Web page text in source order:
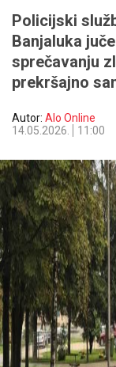
Policijski
Banjaluka
sprečavanju
prekršajno
Autor: Alo Online
14.05.2026.
11:00